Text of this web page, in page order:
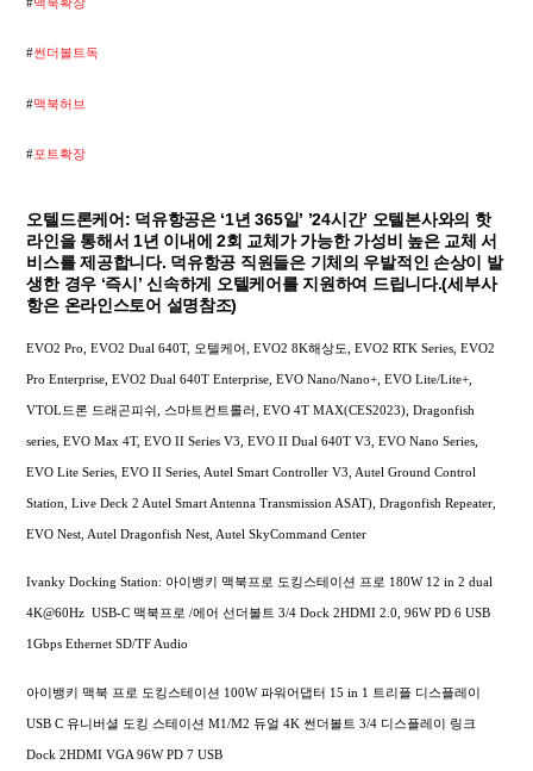
#썬더볼트독
#맥북허브
#포트확장
오텔드론케어: 덕유항공은 ‘1년 365일’ ’24시간’ 오텔본사와의 핫
라인을 통해서 1년 이내에 2회 교체가 가능한 가성비 높은 교체 서
비스를 제공합니다. 덕유항공 직원들은 기체의 우발적인 손상이 발
생한 경우 ‘즉시’ 신속하게 오텔케어를 지원하여 드립니다.(세부사
항은 온라인스토어 설명참조)
EVO2 Pro, EVO2 Dual 640T, 오텔케어, EVO2 8K해상도, EVO2 RTK Series, EVO2
Pro Enterprise, EVO2 Dual 640T Enterprise, EVO Nano/Nano+, EVO Lite/Lite+,
VTOL드론 드래곤피쉬, 스마트컨트롤러, EVO 4T MAX(CES2023), Dragonfish
series, EVO Max 4T, EVO II Series V3, EVO II Dual 640T V3, EVO Nano Series,
EVO Lite Series, EVO II Series, Autel Smart Controller V3, Autel Ground Control
Station, Live Deck 2 Autel Smart Antenna Transmission ASAT), Dragonfish Repeater,
EVO Nest, Autel Dragonfish Nest, Autel SkyCommand Center
Ivanky Docking Station: 아이뱅키 맥북프로 도킹스테이션 프로 180W 12 in 2 dual
4K@60Hz USB-C 맥북프로 /에어 선더볼트 3/4 Dock 2HDMI 2.0, 96W PD 6 USB
1Gbps Ethernet SD/TF Audio
아이뱅키 맥북 프로 도킹스테이션 100W 파워어댑터 15 in 1 트리플 디스플레이
USB C 유니버셜 도킹 스테이션 M1/M2 듀얼 4K 썬더볼트 3/4 디스플레이 링크
Dock 2HDMI VGA 96W PD 7 USB